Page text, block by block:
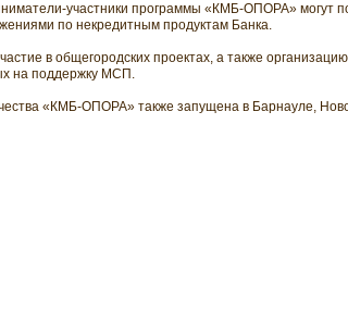
участники программы «КМБ-ОПОРА» могут
по некредитным продуктам Банка.
в общегородских проектах, а также
на поддержку МСП.
«КМБ-ОПОРА» также запущена в Барнауле,